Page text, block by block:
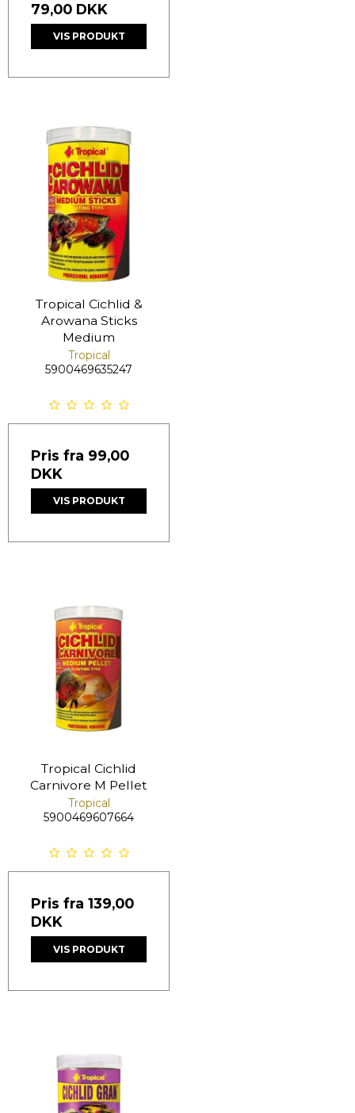
79,00 DKK
VIS PRODUKT
Tropical Cichlid &
Arowana Sticks
Medium
Tropical
5900469635247
Pris fra 99,00
DKK
VIS PRODUKT
Tropical Cichlid
Carnivore M Pellet
Tropical
5900469607664
Pris fra 139,00
DKK
VIS PRODUKT